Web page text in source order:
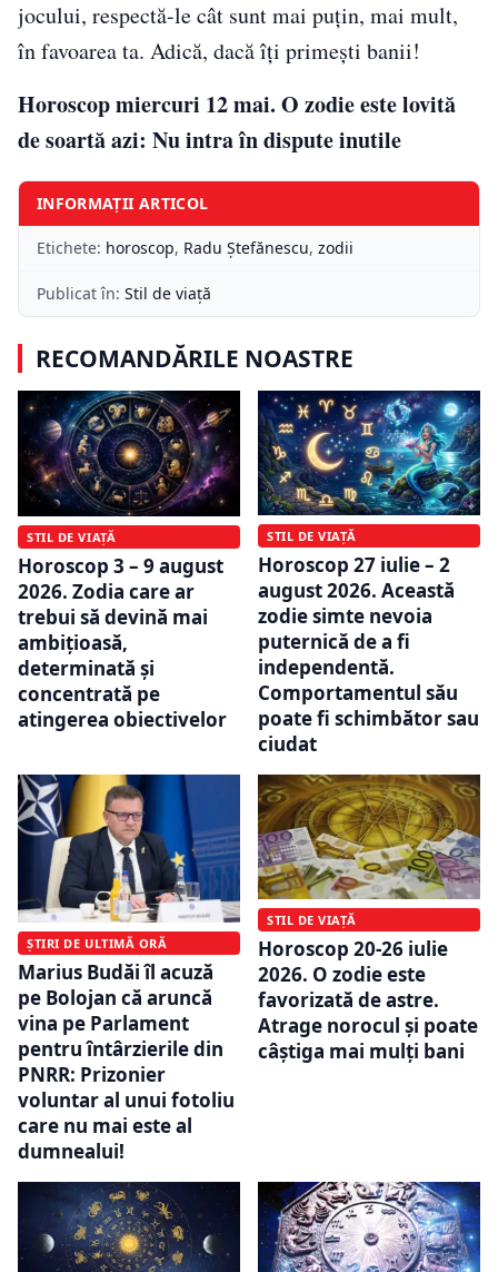
jocului, respectă-le cât sunt mai puțin, mai mult,
în favoarea ta. Adică, dacă îți primești banii!
Horoscop miercuri 12 mai. O zodie este lovită
de soartă azi: Nu intra în dispute inutile
INFORMAȚII ARTICOL
Etichete: horoscop, Radu Ștefănescu, zodii
Publicat în: Stil de viață
RECOMANDĂRILE NOASTRE
STIL DE VIAȚĂ
Horoscop 3 – 9 august
2026. Zodia care ar
trebui să devină mai
ambițioasă,
determinată și
concentrată pe
atingerea obiectivelor
STIL DE VIAȚĂ
Horoscop 27 iulie – 2
august 2026. Această
zodie simte nevoia
puternică de a fi
independentă.
Comportamentul său
poate fi schimbător sau
ciudat
ȘTIRI DE ULTIMĂ ORĂ
Marius Budăi îl acuză
pe Bolojan că aruncă
vina pe Parlament
pentru întârzierile din
PNRR: Prizonier
voluntar al unui fotoliu
care nu mai este al
dumnealui!
STIL DE VIAȚĂ
Horoscop 20-26 iulie
2026. O zodie este
favorizată de astre.
Atrage norocul și poate
câștiga mai mulți bani